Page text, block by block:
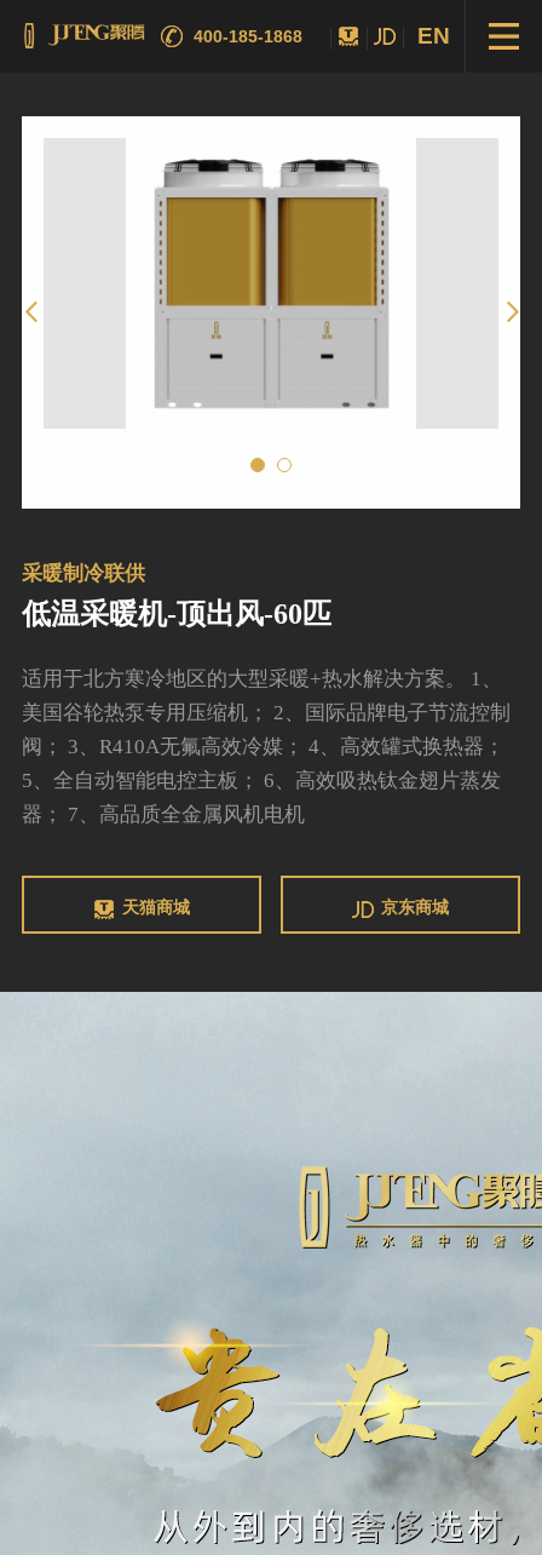
400-185-1868 EN
采暖制冷联供
低温采暖机-顶出风-60匹
适用于北方寒冷地区的大型采暖+热水解决方案。 1、
美国谷轮热泵专用压缩机； 2、国际品牌电子节流控制
阀； 3、R410A无氟高效冷媒； 4、高效罐式换热器；
5、全自动智能电控主板； 6、高效吸热钛金翅片蒸发
器； 7、高品质全金属风机电机
天猫商城 京东商城